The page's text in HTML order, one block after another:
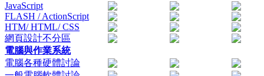
JavaScript
FLASH / ActionScript
HTM/ HTML/ CSS
網頁設計不分區
電腦與作業系統
電腦各種硬體討論